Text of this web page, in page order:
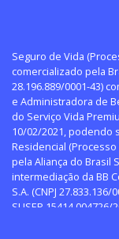
Seguro de Vida
comercializado pela
28.196.889/0001-43)
e Administradora de
do Serviço Vida
10/02/2021, podendo
Residencial (Processo
pela Aliança do Brasil
intermediação da BB
S.A. (CNPJ
SUSEP 15414.004726/